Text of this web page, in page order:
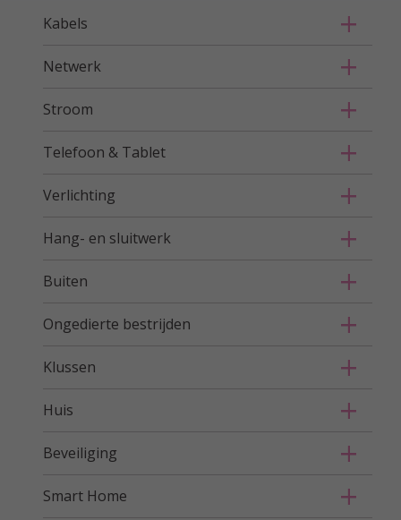
Kabels
Netwerk
Stroom
Telefoon & Tablet
Verlichting
Hang- en sluitwerk
Buiten
Ongedierte bestrijden
Klussen
Huis
Beveiliging
Smart Home